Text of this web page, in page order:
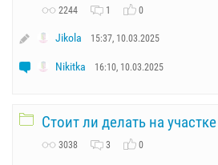
2244 1 0
Jikola 15:37, 10.03.2025
Nikitka 16:10, 10.03.2025
Стоит ли делать на
3038 3 0